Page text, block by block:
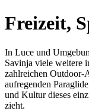
Freizeit,
In Luce und
Savinja viele weitere
zahlreichen Outdoor-
aufregenden
und Kultur dieses
zieht.